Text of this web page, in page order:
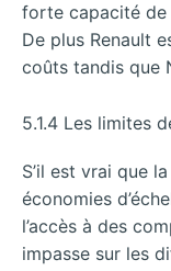
forte capacité de
De plus Renault
coûts tandis que
5.1.4 Les limites
S’il est vrai que
économies
l’accès à des
impasse sur les